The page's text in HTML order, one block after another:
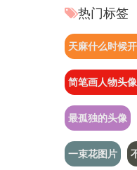
热门标签
天麻什么时候
简笔画人物头
最孤独的头像
一束花图片